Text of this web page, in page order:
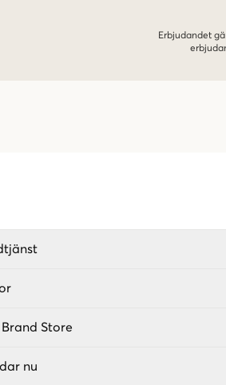
Erbjudandet
Brand Store
nu